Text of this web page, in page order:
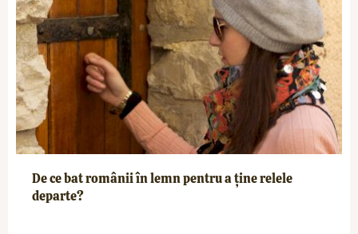
De ce bat românii în lemn pentru a ține relele
departe?